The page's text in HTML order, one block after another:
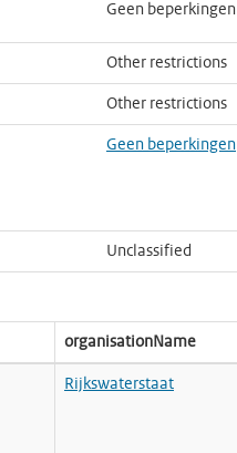
Geen beperkingen
Other restrictions
Other restrictions
Geen beperkingen
Unclassified
organisationName
Rijkswaterstaat